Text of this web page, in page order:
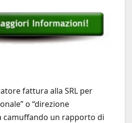
fattura alla SRL per
o “direzione
camuffando un rapporto di